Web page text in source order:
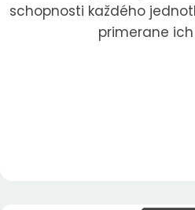
schopnosti každého
primerane